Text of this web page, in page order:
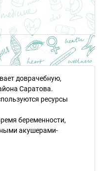
доврачебную,
Саратова.
ресурсы
беременности,
акушерами-